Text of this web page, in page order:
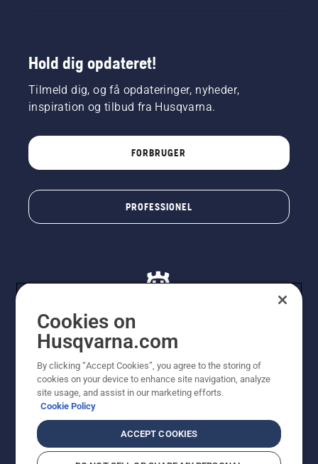
Hold dig opdateret!
Tilmeld dig, og få opdateringer, nyheder,
inspiration og tilbud fra Husqvarna.
FORBRUGER
PROFESSIONEL
viste priser er vejledende udsalgspriser. Der tages
forbehold for stave- og trykfejl samt prisændringer. Vi
stræber efter at have så nøjagtige oplysningerne på
dette websted som muligt. Alle anførte priser er
vejledende udsalgspriser (inkl. moms), medmindre
CookiepolitikAnvendelsesvilkår
Cookies on
Husqvarna.com
By clicking “Accept Cookies”, you agree to the storing of
cookies on your device to enhance site navigation, analyze
site usage, and assist in our marketing efforts.
Cookie Policy
ACCEPT COOKIES